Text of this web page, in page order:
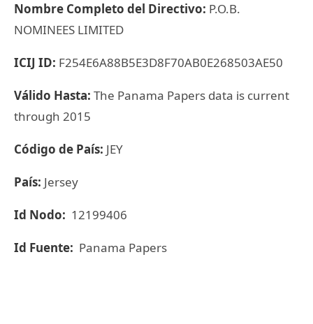
Nombre Completo del Directivo: P.O.B.
NOMINEES LIMITED
ICIJ ID: F254E6A88B5E3D8F70AB0E268503AE50
Válido Hasta: The Panama Papers data is current
through 2015
Código de País: JEY
País: Jersey
Id Nodo: 12199406
Id Fuente: Panama Papers